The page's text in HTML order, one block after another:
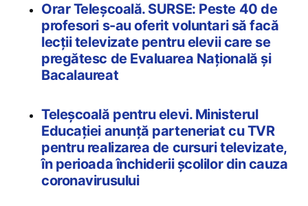
Orar Teleșcoală. SURSE: Peste 40 de
profesori s-au oferit voluntari să facă
lecții televizate pentru elevii care se
pregătesc de Evaluarea Națională și
Bacalaureat
Teleșcoală pentru elevi. Ministerul
Educației anunță parteneriat cu TVR
pentru realizarea de cursuri televizate,
în perioada închiderii școlilor din cauza
coronavirusului